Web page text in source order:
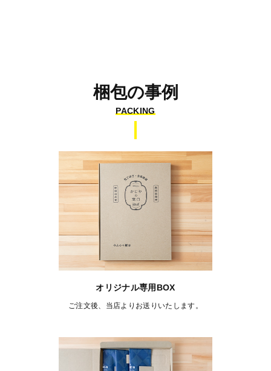
梱包の事例
PACKING
オリジナル専用BOX
ご注文後、当店よりお送りいたします。